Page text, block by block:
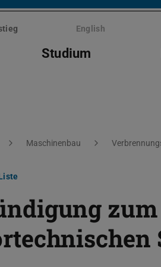
English
Studium
hier:Maschinenbau